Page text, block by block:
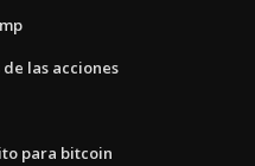
las acciones
para bitcoin